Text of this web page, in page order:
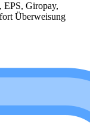
EPS, Giropay,
Überweisung